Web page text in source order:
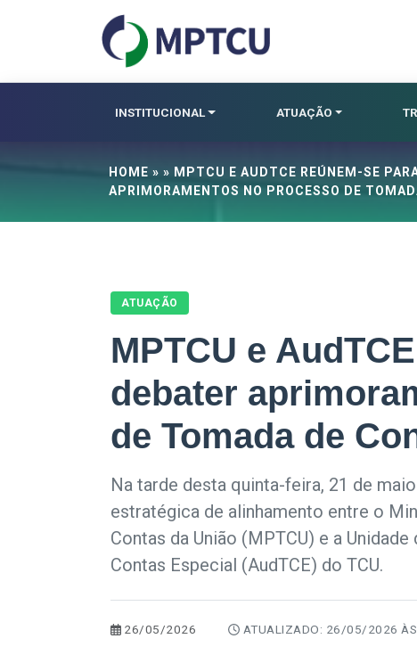
INSTITUCIONAL ATUAÇÃO
HOME » » MPTCU E AUDTCE REÚNEM-SE
APRIMORAMENTOS NO PROCESSO DE
ATUAÇÃO
MPTCU e
debater
de Tomada de
Na tarde desta quinta-feira, 21 de
estratégica de alinhamento entre o
Contas da União (MPTCU) e a
Contas Especial (AudTCE) do TCU.
26/05/2026 ATUALIZADO: 26/05/2026